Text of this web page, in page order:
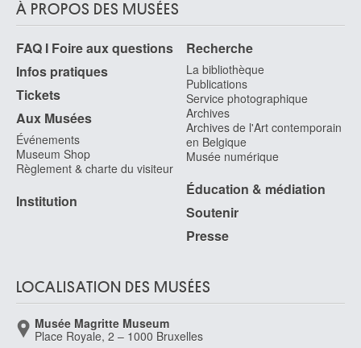
À PROPOS DES MUSÉES
FAQ I Foire aux questions
Infos pratiques
Tickets
Aux Musées
Événements
Museum Shop
Règlement & charte du visiteur
Institution
Recherche
La bibliothèque
Publications
Service photographique
Archives
Archives de l'Art contemporain
en Belgique
Musée numérique
Éducation & médiation
Soutenir
Presse
LOCALISATION DES MUSÉES
Musée Magritte Museum
Place Royale, 2 – 1000 Bruxelles